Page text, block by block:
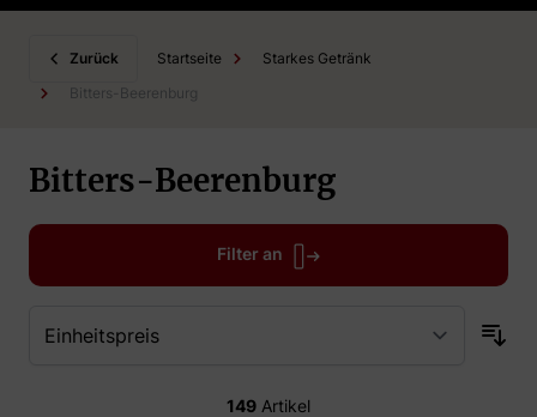
Zurück Startseite
Starkes Getränk
Bitters-Beerenburg
Bitters-Beerenburg
Filter an
149 Artikel